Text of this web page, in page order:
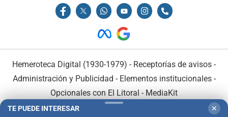
Hemeroteca Digital (1930-1979) - Receptorías de avisos -
Administración y Publicidad - Elementos institucionales-
Opcionales con El Litoral - MediaKit
TE PUEDE INTERESAR ✕